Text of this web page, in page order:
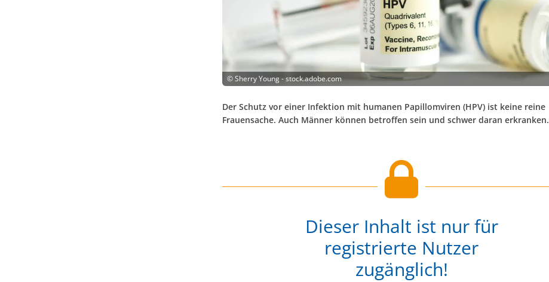
©Sherry Young - stock.adobe.com
Der Schutz vor einer Infektion mit humanen Papillomviren (HPV) ist keine reine
Frauensache. Auch Männer können betroffen sein und schwer daran erkranken.
Dieser Inhalt ist nur für
registrierte Nutzer
zugänglich!